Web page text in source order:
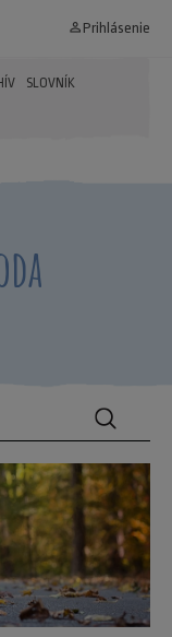
person_outline Prihlásenie
SLOVNÍK